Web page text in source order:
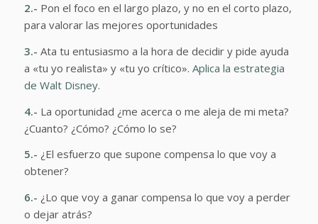
2.- Pon el foco en el largo plazo, y no en el corto plazo,
para valorar las mejores oportunidades
3.- Ata tu entusiasmo a la hora de decidir y pide ayuda
a «tu yo realista» y «tu yo crítico». Aplica la estrategia
de Walt Disney.
4.- La oportunidad ¿me acerca o me aleja de mi meta?
¿Cuanto? ¿Cómo? ¿Cómo lo se?
5.- ¿El esfuerzo que supone compensa lo que voy a
obtener?
6.- ¿Lo que voy a ganar compensa lo que voy a perder
o dejar atrás?